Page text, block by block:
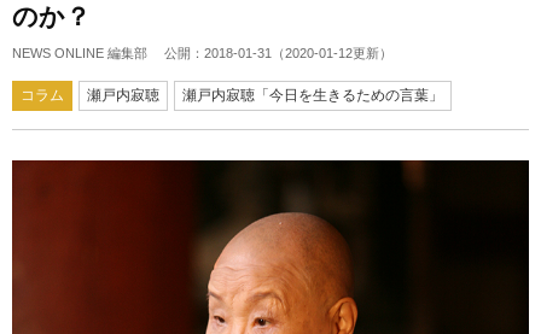
のか？
NEWS ONLINE 編集部 公開： 2018-01-31 （2020-01-12更新）
コラム 瀬戸内寂聴 瀬戸内寂聴「今日を生きるための言葉」